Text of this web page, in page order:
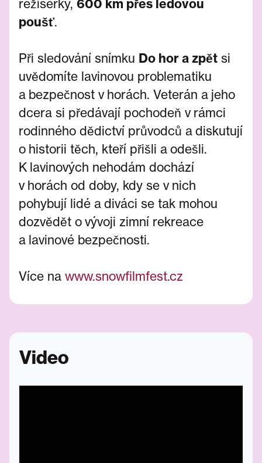
režisérky, 600 km přes ledovou
poušť.
Při sledování snímku Do hor a zpět si
uvědomíte lavinovou problematiku
a bezpečnost v horách. Veterán a jeho
dcera si předávají pochodeň v rámci
rodinného dědictví průvodců a diskutují
o historii těch, kteří přišli a odešli.
K lavinových nehodám dochází
v horách od doby, kdy se v nich
pohybují lidé a diváci se tak mohou
dozvědět o vývoji zimní rekreace
a lavinové bezpečnosti.
Více na www.snowfilmfest.cz
Video